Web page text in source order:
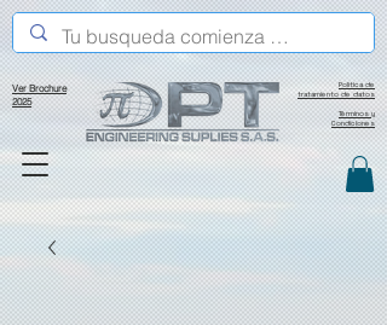
Política de
tratamiento de datos
Ver Brochure
2025
Términos y
Condiciones